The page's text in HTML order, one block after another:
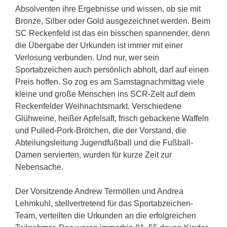
Absolventen ihre Ergebnisse und wissen, ob sie mit
Bronze, Silber oder Gold ausgezeichnet werden. Beim
SC Reckenfeld ist das ein bisschen spannender, denn
die Übergabe der Urkunden ist immer mit einer
Verlosung verbunden. Und nur, wer sein
Sportabzeichen auch persönlich abholt, darf auf einen
Preis hoffen. So zog es am Samstagnachmittag viele
kleine und große Menschen ins SCR-Zelt auf dem
Reckenfelder Weihnachtsmarkt. Verschiedene
Glühweine, heißer Apfelsaft, frisch gebackene Waffeln
und Pulled-Pork-Brötchen, die der Vorstand, die
Abteilungsleitung Jugendfußball und die Fußball-
Damen servierten, wurden für kurze Zeit zur
Nebensache.
Der Vorsitzende Andrew Termöllen und Andrea
Lehmkuhl, stellvertretend für das Sportabzeichen-
Team, verteilten die Urkunden an die erfolgreichen